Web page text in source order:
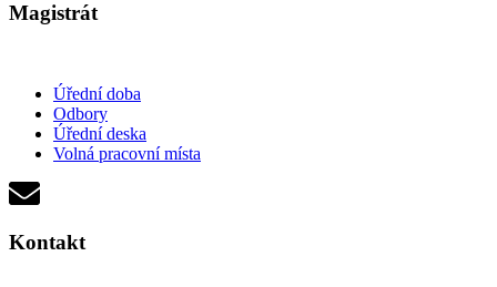
Magistrát
Úřední doba
Odbory
Úřední deska
Volná pracovní místa
Kontakt